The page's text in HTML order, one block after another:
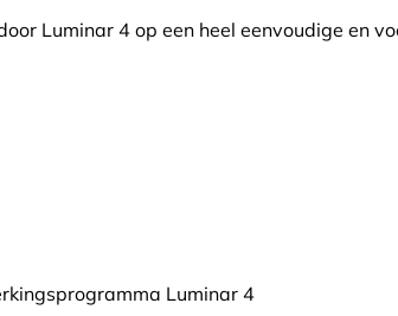
Luminar 4 op een heel eenvoudige en
Luminar 4